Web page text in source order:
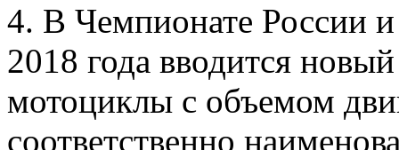
4. В Чемпионате России
2018 года вводится
мотоциклы с объемом
соответственно